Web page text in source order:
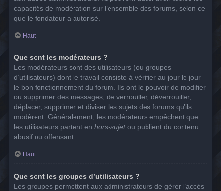
capacités de modération sur l’ensemble des forums, selon ce
que le fondateur a autorisé.
Haut
Que sont les modérateurs ?
Les modérateurs sont des utilisateurs (ou groupes
d’utilisateurs) dont le travail consiste à vérifier au jour le jour
le bon fonctionnement du forum. Ils ont le pouvoir de modifier
ou supprimer des messages, de verrouiller, déverrouiller,
déplacer, supprimer et diviser les sujets des forums qu’ils
modèrent. Généralement, les modérateurs empêchent que
les utilisateurs partent en hors-sujetou publient du contenu
abusif ou offensant.
Haut
Que sont les groupes d’utilisateurs ?
Les groupes permettent aux administrateurs de gérer l’accès